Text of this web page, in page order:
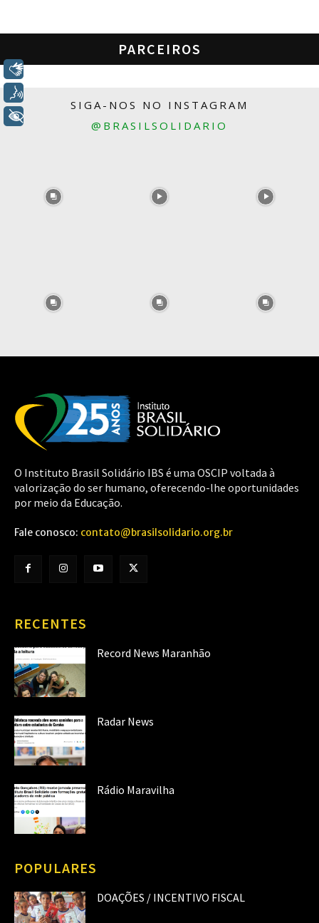
PARCEIROS
SIGA-NOS NO INSTAGRAM
@BRASILSOLIDARIO
O Instituto Brasil Solidário IBS é uma OSCIP voltada à
valorização do ser humano, oferecendo-lhe oportunidades
por meio da Educação.
Fale conosco: contato@brasilsolidario.org.br
RECENTES
Record News Maranhão
Radar News
Rádio Maravilha
POPULARES
DOAÇÕES / INCENTIVO FISCAL
Libras